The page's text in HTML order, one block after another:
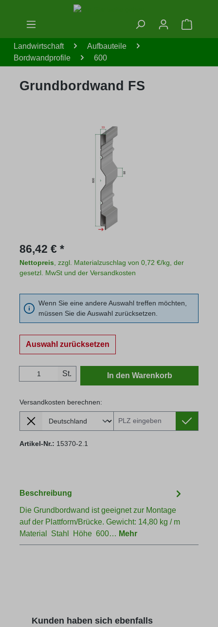
Zum Hauptinhalt springen
Landwirtschaft
Aufbauteile
Bordwandprofile
600
Grundbordwand FS
Regulärer Preis:
86,42 € *
Nettopreis , zzgl. Materialzuschlag von 0,72 €/kg, der
gesetzl. MwSt und der Versandkosten
Wenn Sie eine andere Auswahl treffen möchten,
müssen Sie die Auswahl zurücksetzen.
Auswahl zurücksetzen
Produkt Anzahl: Gib den gewünschten
St. In den Warenkorb
Versandkosten berechnen:
Lieferland
Versandkosten berechnen:
Artikel-Nr.: 15370-2.1
Beschreibung
Die Grundbordwand ist geeignet zur Montage
auf der Plattform/Brücke. Gewicht: 14,80 kg / m
Material Stahl Höhe 600… Mehr
Produktgalerie überspringen
Kunden haben sich ebenfalls